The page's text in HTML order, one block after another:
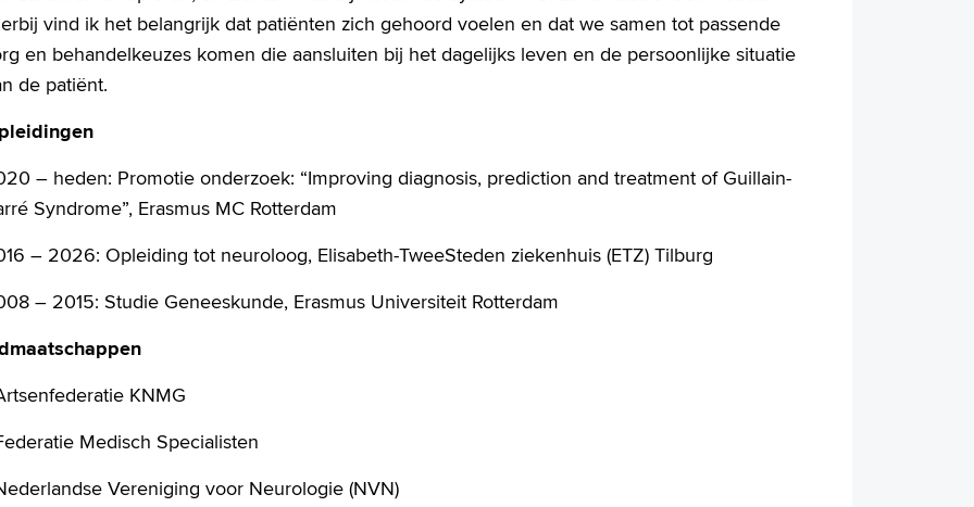
vind ik het belangrijk dat patiënten zich gehoord voelen en dat we samen tot passende
en behandelkeuzes komen die aansluiten bij het dagelijks leven en de persoonlijke situatie
de patiënt.
– heden: Promotie onderzoek: “Improving diagnosis, prediction and treatment of Guillain-
Syndrome”, Erasmus MC Rotterdam
– 2026: Opleiding tot neuroloog, Elisabeth-TweeSteden ziekenhuis (ETZ) Tilburg
– 2015: Studie Geneeskunde, Erasmus Universiteit Rotterdam
KNMG
Medisch Specialisten
Vereniging voor Neurologie (NVN)